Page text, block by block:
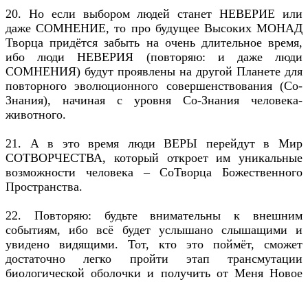
20. Но если выбором людей станет НЕВЕРИЕ или
даже СОМНЕНИЕ, то про будущее Высоких МОНАД
Творца придётся забыть на очень длительное время,
ибо люди НЕВЕРИЯ (повторяю: и даже люди
СОМНЕНИЯ) будут проявлены на другой Планете для
повторного эволюционного совершенствования (Со-
Знания), начиная с уровня Со-Знания человека-
животного.
21. А в это время люди ВЕРЫ перейдут в Мир
СОТВОРЧЕСТВА, который откроет им уникальные
возможности человека – СоТворца Божественного
Пространства.
22. Повторяю: будьте внимательны к внешним
событиям, ибо всё будет услышано слышащими и
увидено видящими. Тот, кто это поймёт, сможет
достаточно легко пройти этап трансмутации
биологической оболочки и получить от Меня Новое